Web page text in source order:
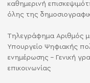
καθημερινή
όλης της
Τηλεγράφημα Αριθμός
Υπουργείο Ψηφιακής
ενημέρωσης - Γενική
επικοινωνίας